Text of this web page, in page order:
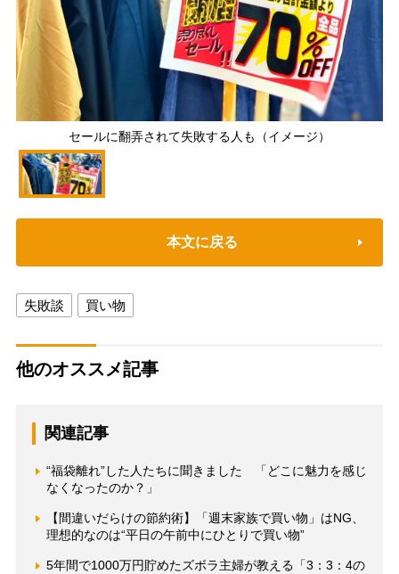
セールに翻弄されて失敗する人も（イメージ）
本文に戻る
失敗談 買い物
他のオススメ記事
関連記事
“福袋離れ”した人たちに聞きました 「どこに魅力を感じ
なくなったのか？」
【間違いだらけの節約術】「週末家族で買い物」はNG、
理想的なのは“平日の午前中にひとりで買い物”
5年間で1000万円貯めたズボラ主婦が教える「3：3：4の